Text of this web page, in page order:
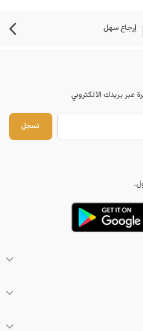
إرجاع سهل
بريدك الالكتروني
تسجل